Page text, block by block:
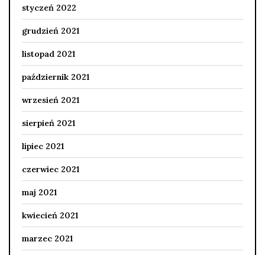
styczeń 2022
grudzień 2021
listopad 2021
październik 2021
wrzesień 2021
sierpień 2021
lipiec 2021
czerwiec 2021
maj 2021
kwiecień 2021
marzec 2021